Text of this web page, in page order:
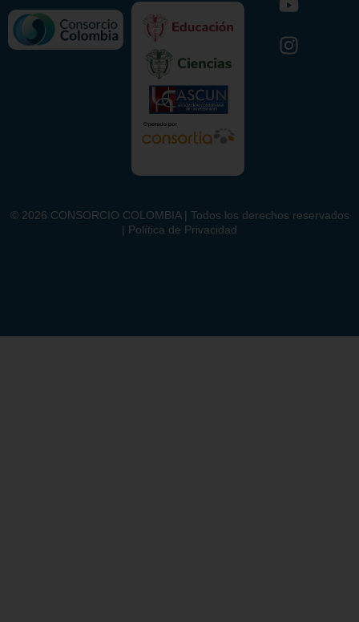
© 2026 CONSORCIO COLOMBIA | Todos los derechos reservados
| Política de Privacidad